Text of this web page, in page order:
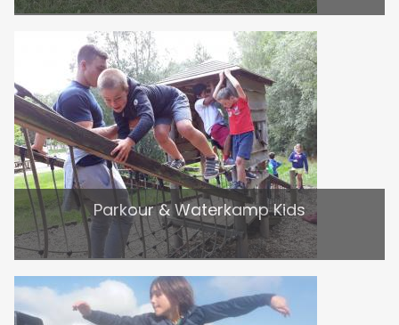
Parkour & Waterkamp Kids